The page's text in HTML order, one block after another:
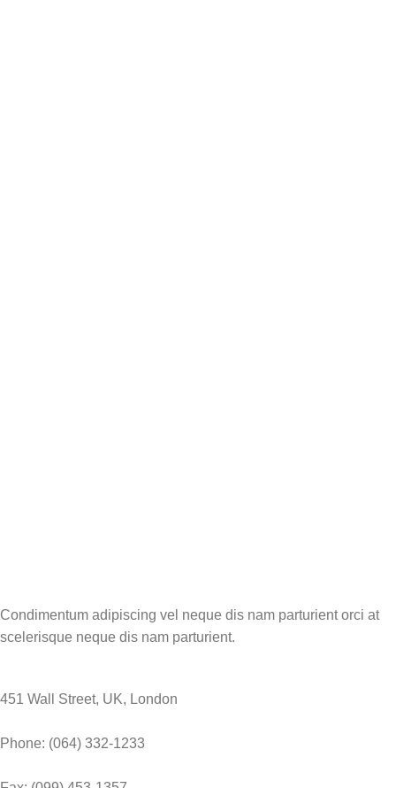
Condimentum adipiscing vel neque dis nam parturient orci at
scelerisque neque dis nam parturient.
451 Wall Street, UK, London
Phone: (064) 332-1233